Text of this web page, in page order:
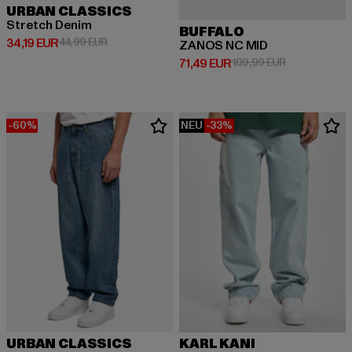
URBAN CLASSICS
Stretch Denim
34,19 EUR
Derzeitiger Preis: 34,19 EUR
44,99 EURAktionspreis: 44,99 EUR
BUFFALO
ZANOS NC MID
71,49 EUR
Derzeitiger Preis: 71,49 EUR
109,99 EURAktionspreis:
-60%
URBAN CLASSICS
NEU -33%
KARL KANI